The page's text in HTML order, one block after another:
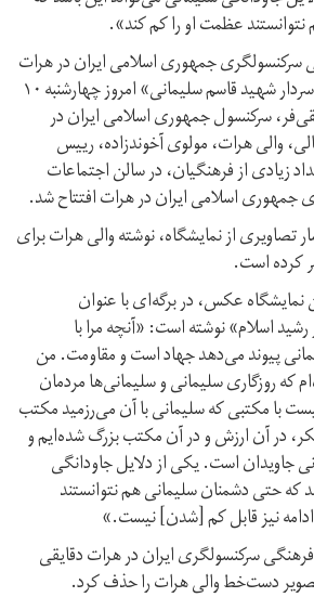
عظمت او را کم کند».
سرکنسولگری جمهوری اسلامی ایران در هرات
نوشت «نمایشگاه عکس سردار شهید قاسم سلیمانی» امروز چهارشنبه ۱۰
سرکنسول جمهوری اسلامی ایران در
والی هرات، مولوی آخوندزاده، رییس
زیادی از فرهنگیان، در سالن اجتماعات
جمهوری اسلامی ایران در هرات افتتاح شد.
تصاویری از نمایشگاه، نوشته والی هرات برای
کرده است.
نمایشگاه عکس، در برگه‌ای با عنوان
اسلام» نوشته است: «آنچه مرا با
پیوند می‌دهد جهاد است و مقاومت. من
که روزگاری سلیمانی و سلیمانی‌ها مردمان
با مکتبی که سلیمانی با آن می‌رزمید مکتب
در آن ارزش و در آن مکتب بزرگ شده‌ایم و
جاویدان است. یکی از دلایل جاودانگی
که حتی دشمنان سلیمانی هم نتوانستند
نیز قابل کم [شدن] نیست.»
سرکنسولگری ایران در هرات دقایقی
دست‌خط والی هرات را حذف کرد.